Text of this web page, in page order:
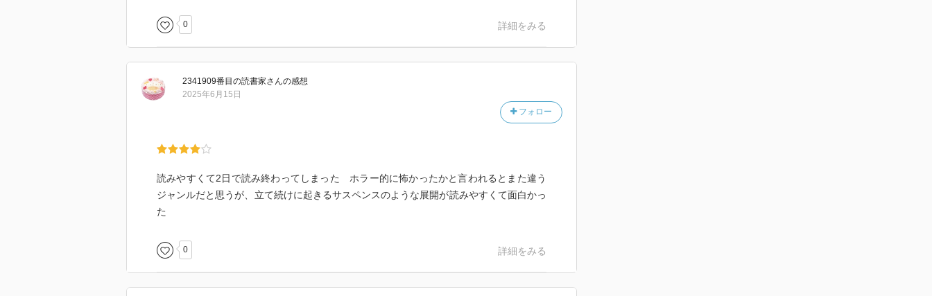
0 詳細をみる
2341909番目の読書家さんの感想
フォロー
2025年6月15日
読みやすくて2日で読み終わってしまった ホラー的に怖かったかと言われるとまた違う
ジャンルだと思うが、立て続けに起きるサスペンスのような展開が読みやすくて面白かっ
た
0 詳細をみる